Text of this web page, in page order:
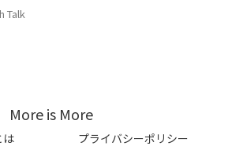
Talk
More is More
プライバシーポリシー